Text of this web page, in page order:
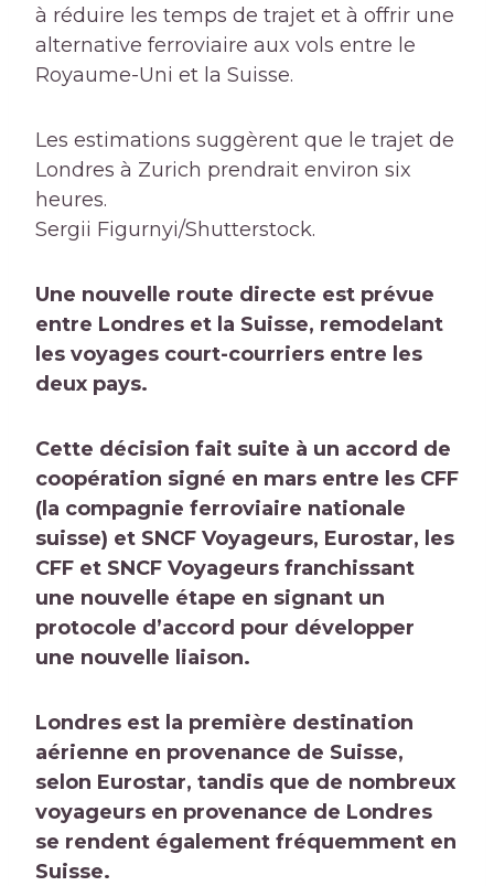
à réduire les temps de trajet et à offrir une
alternative ferroviaire aux vols entre le
Royaume-Uni et la Suisse.
Les estimations suggèrent que le trajet de
Londres à Zurich prendrait environ six
heures.
Sergii Figurnyi/Shutterstock.
Une nouvelle route directe est prévue
entre Londres et la Suisse, remodelant
les voyages court-courriers entre les
deux pays.
Cette décision fait suite à un accord de
coopération signé en mars entre les CFF
(la compagnie ferroviaire nationale
suisse) et SNCF Voyageurs, Eurostar, les
CFF et SNCF Voyageurs franchissant
une nouvelle étape en signant un
protocole d’accord pour développer
une nouvelle liaison.
Londres est la première destination
aérienne en provenance de Suisse,
selon Eurostar, tandis que de nombreux
voyageurs en provenance de Londres
se rendent également fréquemment en
Suisse.